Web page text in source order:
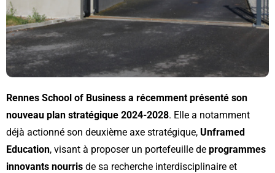
Rennes School of Business a récemment présenté son
nouveau plan stratégique 2024-2028. Elle a notamment
déjà actionné son deuxième axe stratégique, Unframed
Education, visant à proposer un portefeuille de programmes
innovants nourris de sa recherche interdisciplinaire et